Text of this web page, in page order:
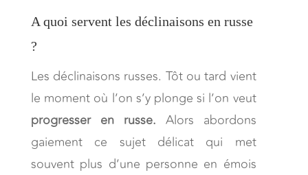
A quoi servent les déclinaisons en russe
?
Les déclinaisons russes. Tôt ou tard vient
le moment où l’on s’y plonge si l’on veut
progresser en russe. Alors abordons
gaiement ce sujet délicat qui met
souvent plus d’une personne en émois